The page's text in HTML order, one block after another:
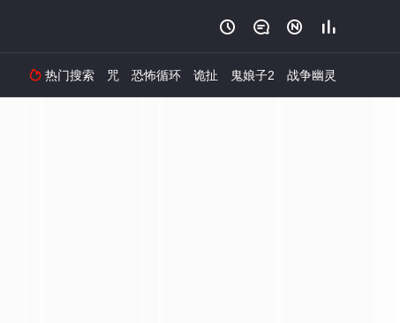
   
 热门搜索 咒 恐怖循环 诡扯 鬼娘子2 战争幽灵